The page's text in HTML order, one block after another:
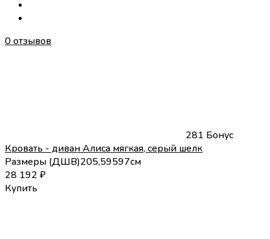
0 отзывов
281 Бонус
Кровать - диван Алиса мягкая, серый шелк
Размеры (ДШВ)205,59597см
28 192 ₽
Купить